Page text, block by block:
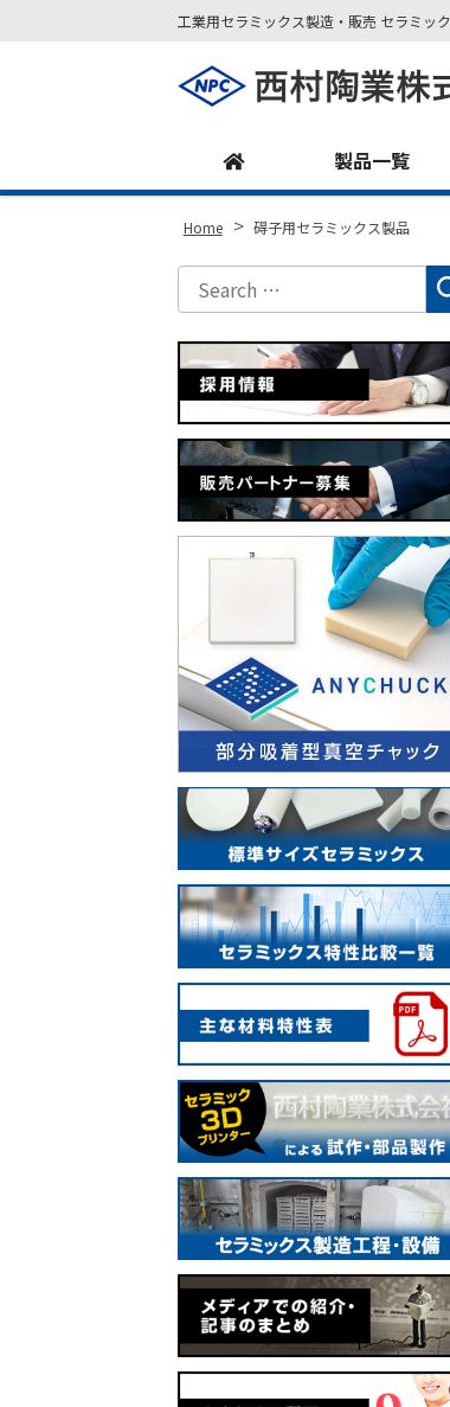
工業用セラミックス製造・販売 セラミッ
製品一覧
Home > 碍子用セラミックス製品